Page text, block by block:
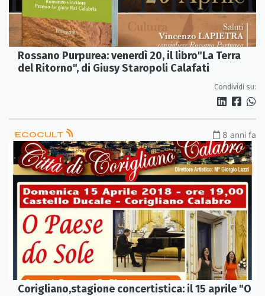
Rossano Purpurea: venerdì 20, il libro"La Terra
del Ritorno", di Giusy Staropoli Calafati
Condividi su:
ECOCULT 8 anni fa
Corigliano,stagione concertistica: il 15 aprile "O